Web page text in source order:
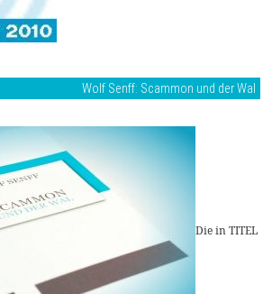
Wolf Senff: Scammon und der Wal
Die in TITEL